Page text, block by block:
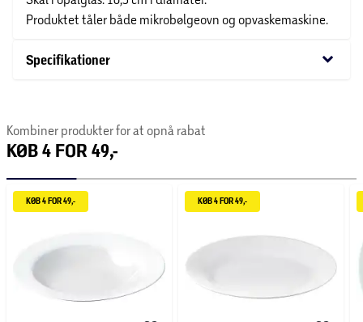
Produktet tåler både mikrobølgeovn og opvaskemaskine.
Specifikationer keyboard_arrow_down
Kombiner produkter for at opnå rabat
KØB 4 FOR 49,-
KØB 4 FOR 49,- KØB 4 FOR 49,-